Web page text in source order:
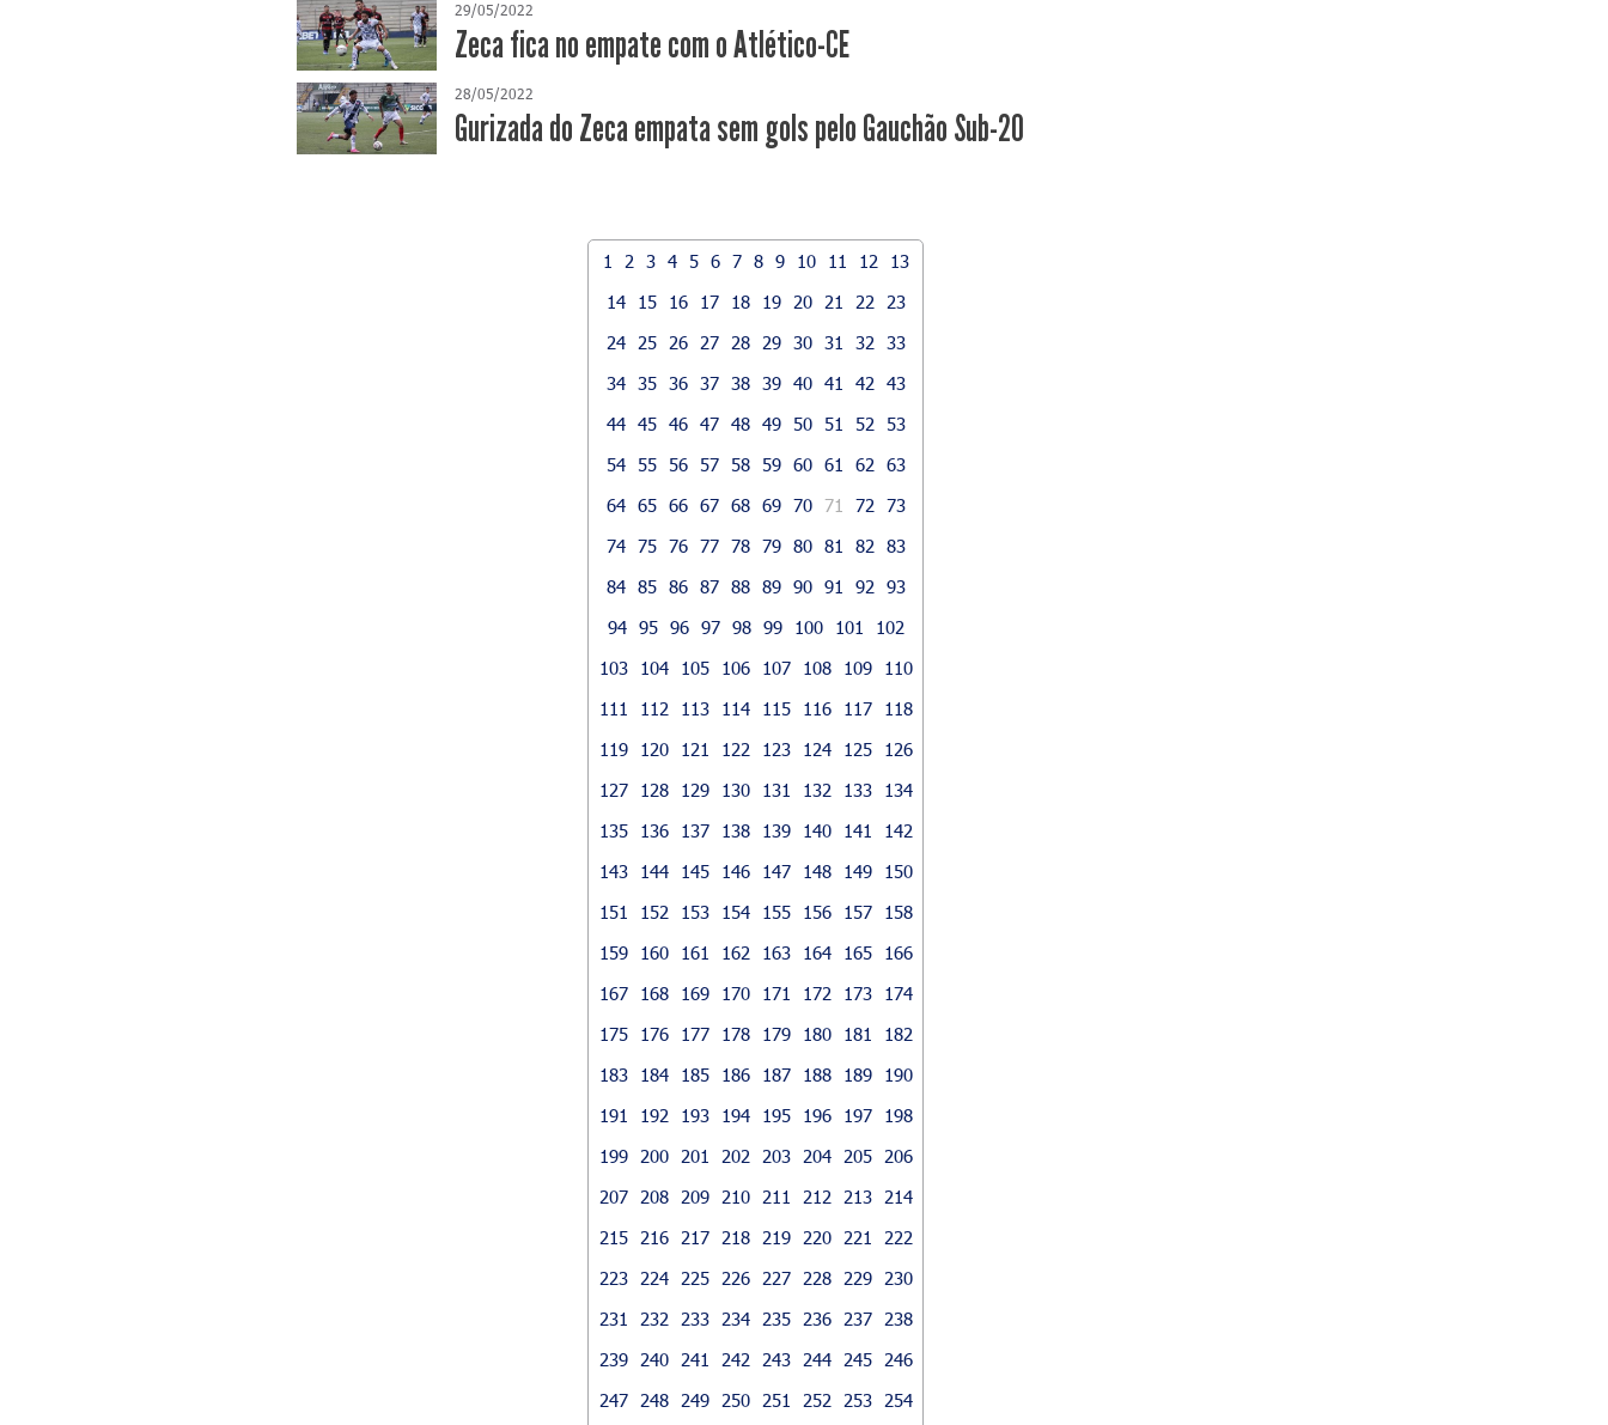
29/05/2022
Zeca fica no empate com o Atlético-CE
28/05/2022
Gurizada do Zeca empata sem gols pelo Gauchão Sub-20
1 2 3 4 5 6 7 8 9 10 11 12
13
14
15 16 17 18 19 20 21 22
23
24
25 26 27 28 29 30 31 32
33
34 35 36 37 38 39 40 41 42
43
44 45 46 47 48 49 50 51 52
53
54 55 56 57 58 59 60 61 62
63
64 65 66 67 68 69 70 71 72
73
74 75 76 77 78 79 80 81 82
83
84 85 86 87 88 89 90 91 92
93
94 95 96 97 98 99 100 101
102
103
104 105 106 107 108 109
110
111
112 113 114 115 116 117
118
119
120 121 122 123 124 125
126
127
128 129 130 131 132 133
134
135
136 137 138 139 140 141
142
143
144 145 146 147 148 149
150
151
152 153 154 155 156 157
158
159
160 161 162 163 164 165
166
167
168 169 170 171 172 173
174
175
176 177 178 179 180 181
182
183
184 185 186 187 188 189
190
191
192 193 194 195 196 197
198
199
200 201 202 203 204 205
206
207
208 209 210 211 212 213
214
215
216 217 218 219 220 221
222
223
224 225 226 227 228 229
230
231
232 233 234 235 236 237
238
239
240 241 242 243 244 245
246
247
248 249 250 251 252 253 254